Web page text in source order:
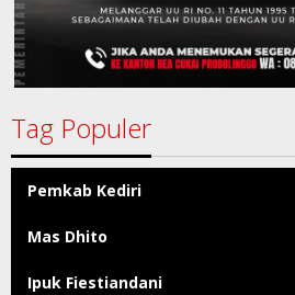
Tag Populer
Pemkab Kediri
Mas Dhito
Ipuk Fiestiandani